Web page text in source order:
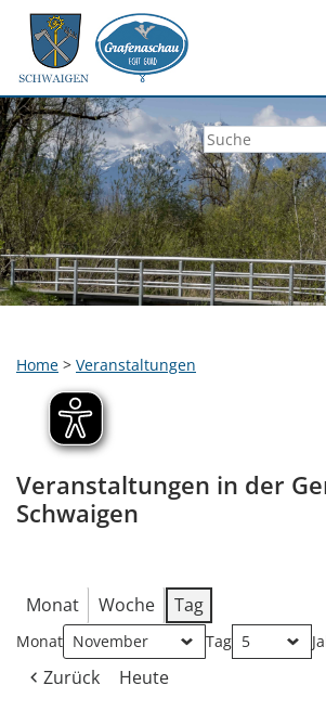
Home > Veranstaltungen
Veranstaltungen in der
Schwaigen
Monat Woche Tag
Monat Tag
Zurück Heute